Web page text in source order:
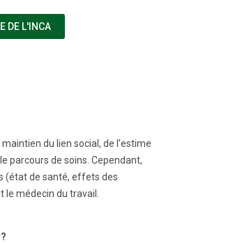
DE L'INCA(NOUVELLE FENÊTRE)
du lien social, de l’estime
parcours de soins. Cependant,
(état de santé, effets des
médecin du travail.